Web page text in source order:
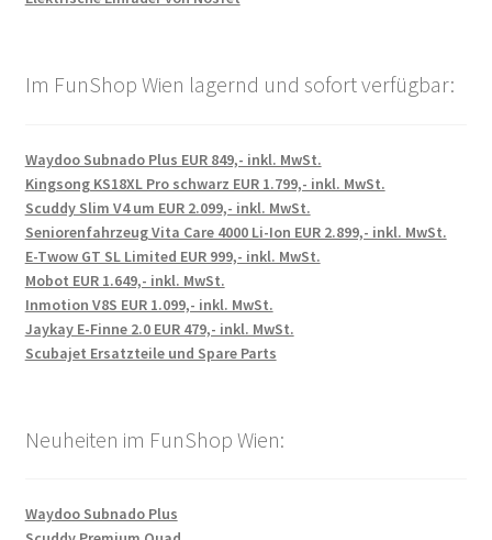
Im FunShop Wien lagernd und sofort verfügbar:
Waydoo Subnado Plus EUR 849,- inkl. MwSt.
Kingsong KS18XL Pro schwarz EUR 1.799,- inkl. MwSt.
Scuddy Slim V4 um EUR 2.099,- inkl. MwSt.
Seniorenfahrzeug Vita Care 4000 Li-Ion EUR 2.899,- inkl. MwSt.
E-Twow GT SL Limited EUR 999,- inkl. MwSt.
Mobot EUR 1.649,- inkl. MwSt.
Inmotion V8S EUR 1.099,- inkl. MwSt.
Jaykay E-Finne 2.0 EUR 479,- inkl. MwSt.
Scubajet Ersatzteile und Spare Parts
Neuheiten im FunShop Wien:
Waydoo Subnado Plus